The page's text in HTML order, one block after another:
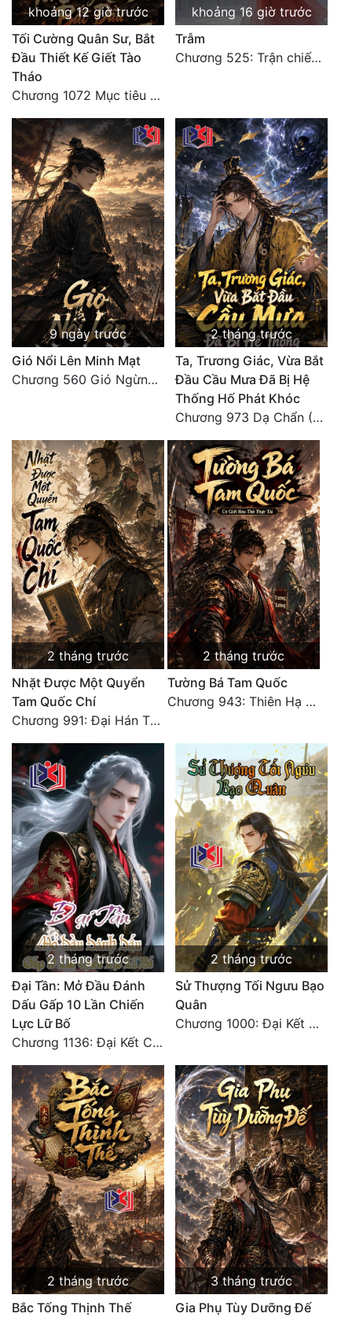
Quân Sự
Sảng Văn
Sủng
Thanh Xuân
Tiên Hiệp
Tiểu Thuyết
Trinh Thám
Triều Đấu
Trùng Sinh
Trọng Sinh
Tu Chân
Vô Địch
Võ Hiệp
Võng Du
Xuyên Không
Xuyên Nhanh
Xuyên Sách
Xuyên Thư
Điền Văn
Đô Thị
Đông Phương
Đông Phương Huyền Huyễn
Đồng Nhân
Cẩu Đạo Trường Sinh
Ngự Thú
Truyện Nam
Truyện Nữ
Vô Địch Lưu
Xây Dựng Thế Lực
Đẹp
Đẹp Hiệp
Tính Cách Nhân Vật :
Cơ Trí
Sát Phạt Quyết Đoán
Vô Sỉ
Điềm Đạm
khoảng 12 giờ trước
Tối Cường Quân Sư, Bắt
Đầu Thiết Kế Giết Tào
Tháo
Chương 1072 Mục tiêu của chúng ta là biển sao trời (2/2)
khoảng 16 giờ trước
Trẫm
Chương 525: Trận chiến tấn công phòng thủ Macao (2)
9 ngày trước
Gió Nổi Lên Minh Mạt
Chương 560 Gió Ngừng (Kết Cục)
2 tháng trước
Ta, Trương Giác, Vừa Bắt
Đầu Cầu Mưa Đã Bị Hệ
Thống Hố Phát Khóc
Chương 973 Dạ Chẩn (2/2)
2 tháng trước
Nhặt Được Một Quyển
Tam Quốc Chí
Chương 991: Đại Hán Thiên Thư (Đại Kết Cục)
2 tháng trước
Tường Bá Tam Quốc
Chương 943: Thiên Hạ Quy Nhất, Giấc Mộng Nam Kha [HẾT]
2 tháng trước
Đại Tần: Mở Đầu Đánh
Dấu Gấp 10 Lần Chiến
Lực Lữ Bố
Chương 1136: Đại Kết Cục
2 tháng trước
Sử Thượng Tối Ngưu Bạo
Quân
Chương 1000: Đại Kết Cục!
2 tháng trước
Bắc Tống Thịnh Thế
3 tháng trước
Gia Phụ Tùy Dưỡng Đế